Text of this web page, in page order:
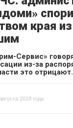
края
Сервис»
из-за
это отрицают.
2019 года